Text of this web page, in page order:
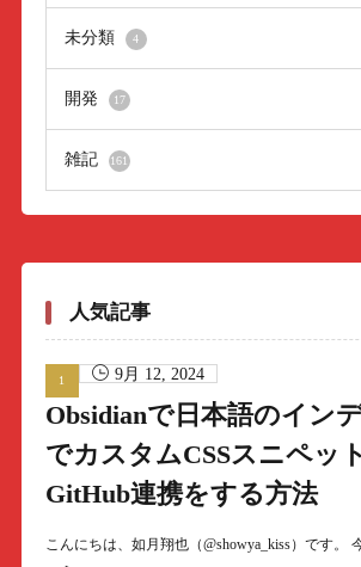
未分類 4
開発 17
雑記 161
人気記事
9月 12, 2024
Obsidianで日本語のイン
でカスタムCSSスニペッ
GitHub連携をする方法
こんにちは、如月翔也（@showya_kiss）です。